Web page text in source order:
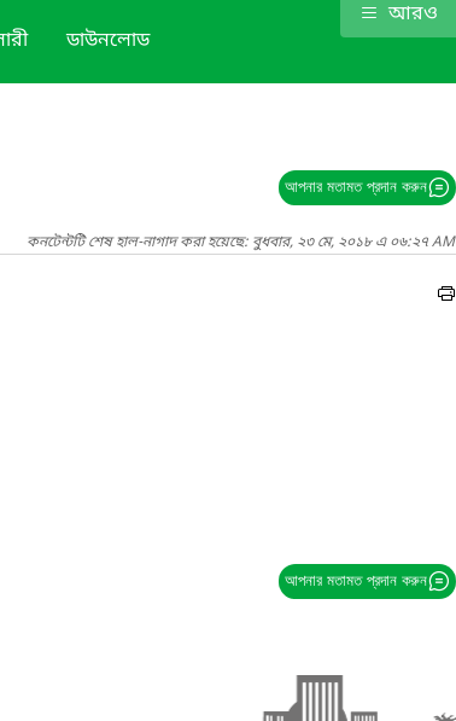
ডাউনলোড
আরও
আপনার মতামত প্রদান করুন
কনটেন্টটি শেষ হাল-নাগাদ করা হয়েছে: বুধবার, ২৩ মে, ২০১৮ এ ০৬:২৭ AM
আপনার মতামত প্রদান করুন